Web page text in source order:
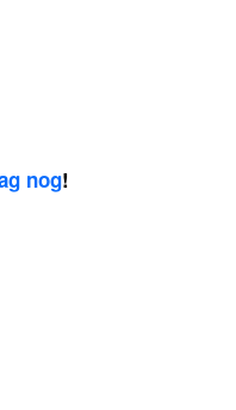
nog!